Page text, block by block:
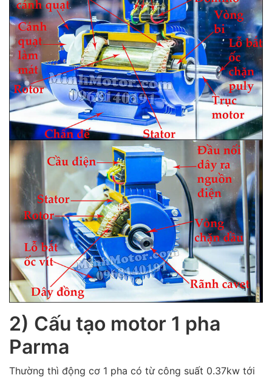
2) Cấu tạo motor 1 pha
Parma
Thường thì động cơ 1 pha có từ công suất 0.37kw tới